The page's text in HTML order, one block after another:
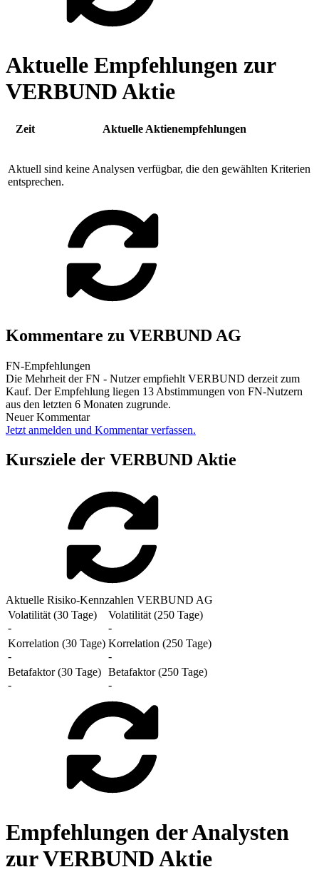
Aktuelle Empfehlungen zur
VERBUND Aktie
Zeit Aktuelle Aktienempfehlungen
Aktuell sind keine Analysen verfügbar, die den gewählten Kriterien
entsprechen.
Kommentare zu VERBUND AG
FN-Empfehlungen
Die Mehrheit der FN - Nutzer empfiehlt VERBUND derzeit zum
Kauf. Der Empfehlung liegen 13 Abstimmungen von FN-Nutzern
aus den letzten 6 Monaten zugrunde.
Neuer Kommentar
Jetzt anmelden und Kommentar verfassen.
Kursziele der VERBUND Aktie
Aktuelle Risiko-Kennzahlen VERBUND AG
Volatilität (30 Tage)
-
Volatilität (250 Tage)
-
Korrelation (30 Tage)
-
Korrelation (250 Tage)
-
Betafaktor (30 Tage)
-
Betafaktor (250 Tage)
-
Empfehlungen der Analysten
zur VERBUND Aktie